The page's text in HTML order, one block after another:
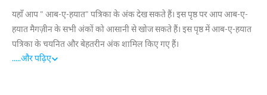
यहाँ आप " आब-ए-हयात" पत्रिका के अंक देख सकते हैं। इस पृष्ठ पर आप आब-ए-
हयात मैगज़ीन के सभी अंकों को आसानी से खोज सकते हैं। इस पृष्ठ में आब-ए-हयात
पत्रिका के चयनित और बेहतरीन अंक शामिल किए गए हैं।
.....और पढ़िए